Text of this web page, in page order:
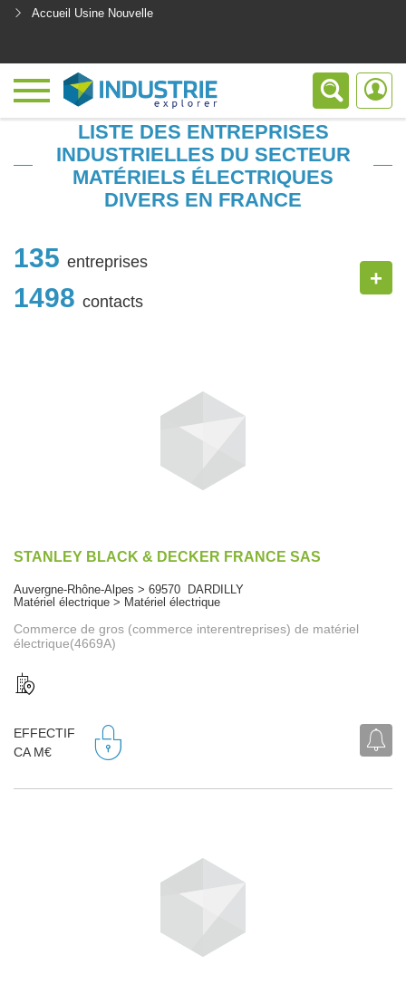
Accueil Usine Nouvelle
LISTE DES ENTREPRISES
INDUSTRIELLES DU SECTEUR
MATÉRIELS ÉLECTRIQUES
DIVERS EN FRANCE
135 entreprises
1498 contacts
+
STANLEY BLACK & DECKER FRANCE SAS
Auvergne-Rhône-Alpes > 69570 DARDILLY
Matériel électrique > Matériel électrique
Commerce de gros (commerce interentreprises) de matériel
électrique(4669A)
EFFECTIF
CA M€